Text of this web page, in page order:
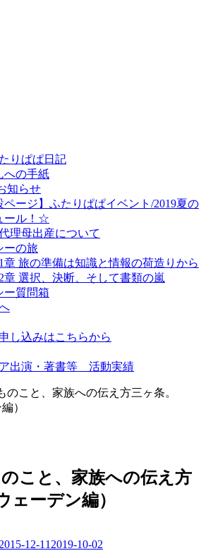
りぱぱ日記
への手紙
知らせ
ージ】ふたりぱぱイベント/2019夏の
ール！☆
理母出産について
ーの旅
章 旅の準備は知識と情報の荷造りから
章 選択、決断、そして書類の嵐
ー質問箱
し込みはこちらから
出演・著書等 活動実績
こと、家族への伝え方
ェーデン編）
2015-12-11 2019-10-02